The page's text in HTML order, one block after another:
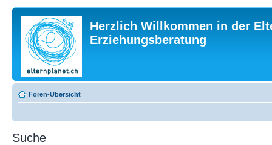
Herzlich Willkommen in der
Erziehungsberatung
Foren-Übersicht
Suche